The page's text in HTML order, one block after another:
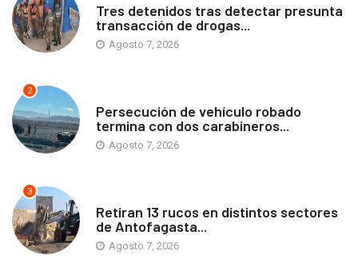
Tres detenidos tras detectar presunta
transacción de drogas...
Agosto 7, 2026
2
Persecución de vehículo robado
termina con dos carabineros...
Agosto 7, 2026
3
Retiran 13 rucos en distintos sectores
de Antofagasta...
Agosto 7, 2026